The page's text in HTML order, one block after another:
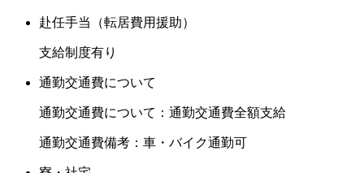
赴任手当（転居費用援助）
支給制度有り
通勤交通費について
通勤交通費について：通勤交通費全額支給
通勤交通費備考：車・バイク通勤可